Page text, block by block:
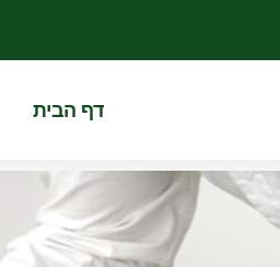
דף הבית